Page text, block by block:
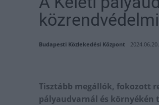
Budapesti Közlekedési Központ
Tisztább megállók, fokozott
pályaudvarnál és környékén